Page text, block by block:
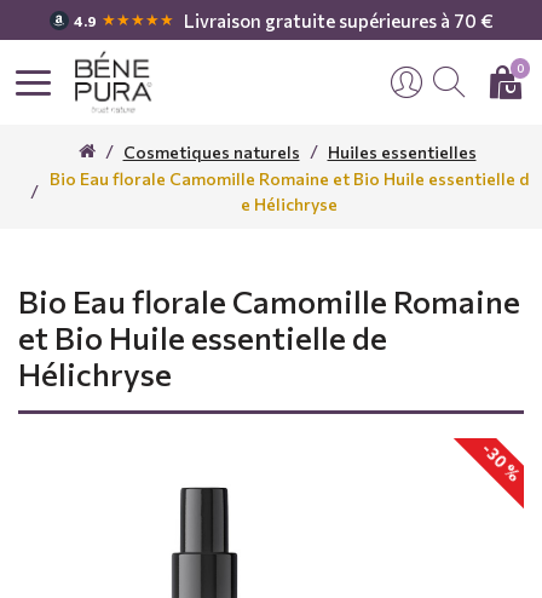
4.9 ★★★★★ Livraison gratuite supérieures à 70 €
0
Cosmetiques naturels
Huiles essentielles
Bio Eau florale Camomille Romaine et Bio Huile essentielle d
e Hélichryse
Bio Eau florale Camomille Romaine
et Bio Huile essentielle de
Hélichryse
-30 %